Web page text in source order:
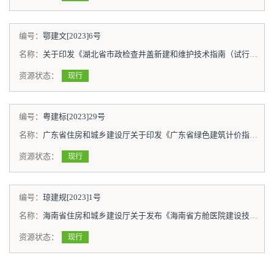
编号： 鄂建文[2023]6号
名称： 关于印发《湖北省市政检查井盖新建和维护技术指南（试行）》的通知
资源状态： 现行
编号： 粤建标[2023]29号
名称： 广东省住房和城乡建设厅关于印发《广东省绿色建筑计价指引》的通知
资源状态： 现行
编号： 琼建规[2023]1号
名称： 海南省住房和城乡建设厅关于发布《海南省方舱医院建设技术导则》的通知
资源状态： 现行